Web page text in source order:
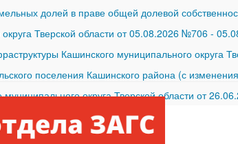
долей в праве общей долевой
Тверской области от 05.08.2026 №706-
Кашинского муниципального округа
поселения Кашинского района (с
округа Тверской области от